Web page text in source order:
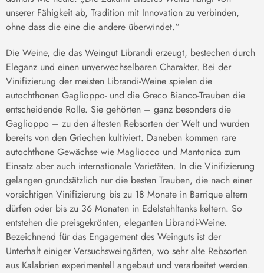
unserer Fähigkeit ab, Tradition mit Innovation zu verbinden,
ohne dass die eine die andere überwindet.“
Die Weine, die das Weingut Librandi erzeugt, bestechen durch
Eleganz und einen unverwechselbaren Charakter. Bei der
Vinifizierung der meisten Librandi-Weine spielen die
autochthonen Gaglioppo- und die Greco Bianco-Trauben die
entscheidende Rolle. Sie gehörten – ganz besonders die
Gaglioppo – zu den ältesten Rebsorten der Welt und wurden
bereits von den Griechen kultiviert. Daneben kommen rare
autochthone Gewächse wie Magliocco und Mantonica zum
Einsatz aber auch internationale Varietäten. In die Vinifizierung
gelangen grundsätzlich nur die besten Trauben, die nach einer
vorsichtigen Vinifizierung bis zu 18 Monate in Barrique altern
dürfen oder bis zu 36 Monaten in Edelstahltanks keltern. So
entstehen die preisgekrönten, eleganten Librandi-Weine.
Bezeichnend für das Engagement des Weinguts ist der
Unterhalt einiger Versuchsweingärten, wo sehr alte Rebsorten
aus Kalabrien experimentell angebaut und verarbeitet werden.